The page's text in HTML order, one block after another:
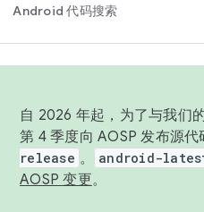
Android 代码搜索
自 2026 年起，为了与我们
第 4 季度向 AOSP 发布源
release 。 android-
AOSP 变更。